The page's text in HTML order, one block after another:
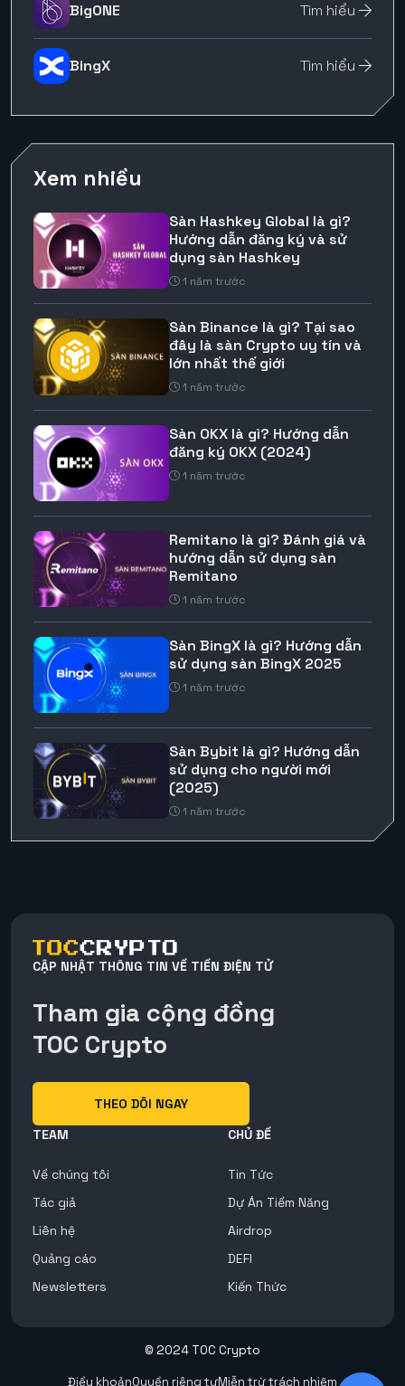
BigONE Tìm hiểu
BingX Tìm hiểu
Xem nhiều
Sàn Hashkey Global là gì?
Hướng dẫn đăng ký và sử
dụng sàn Hashkey
1 năm trước
Sàn Binance là gì? Tại sao
đây là sàn Crypto uy tín và
lớn nhất thế giới
1 năm trước
Sàn OKX là gì? Hướng dẫn
đăng ký OKX (2024)
1 năm trước
Remitano là gì? Đánh giá và
hướng dẫn sử dụng sàn
Remitano
1 năm trước
Sàn BingX là gì? Hướng dẫn
sử dụng sàn BingX 2025
1 năm trước
Sàn Bybit là gì? Hướng dẫn
sử dụng cho người mới
(2025)
1 năm trước
CẬP NHẬT THÔNG TIN VỀ TIỀN ĐIỆN TỬ
Tham gia cộng đồng
TOC Crypto
THEO DÕI NGAY
TEAM
Về chúng tôi
Tác giả
Liên hệ
Quảng cáo
Newsletters
CHỦ ĐỀ
Tin Tức
Dự Án Tiềm Năng
Airdrop
DEFI
Kiến Thức
© 2024 TOC Crypto
Điều khoảnQuyền riêng tưMiễn trừ trách nhiệm